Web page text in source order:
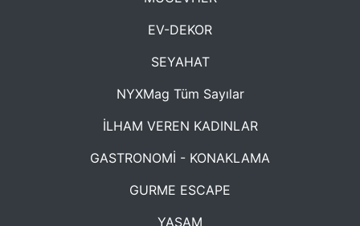
EV-DEKOR
SEYAHAT
NYXMag Tüm Sayılar
İLHAM VEREN KADINLAR
GASTRONOMİ - KONAKLAMA
GURME ESCAPE
YAŞAM